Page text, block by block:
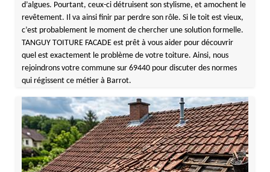
d’algues. Pourtant, ceux-ci détruisent son stylisme, et amochent le
revêtement. Il va ainsi finir par perdre son rôle. Si le toit est vieux,
c’est probablement le moment de chercher une solution formelle.
TANGUY TOITURE FACADE est prêt à vous aider pour découvrir
quel est exactement le problème de votre toiture. Ainsi, nous
rejoindrons votre commune sur 69440 pour discuter des normes
qui régissent ce métier à Barrot.